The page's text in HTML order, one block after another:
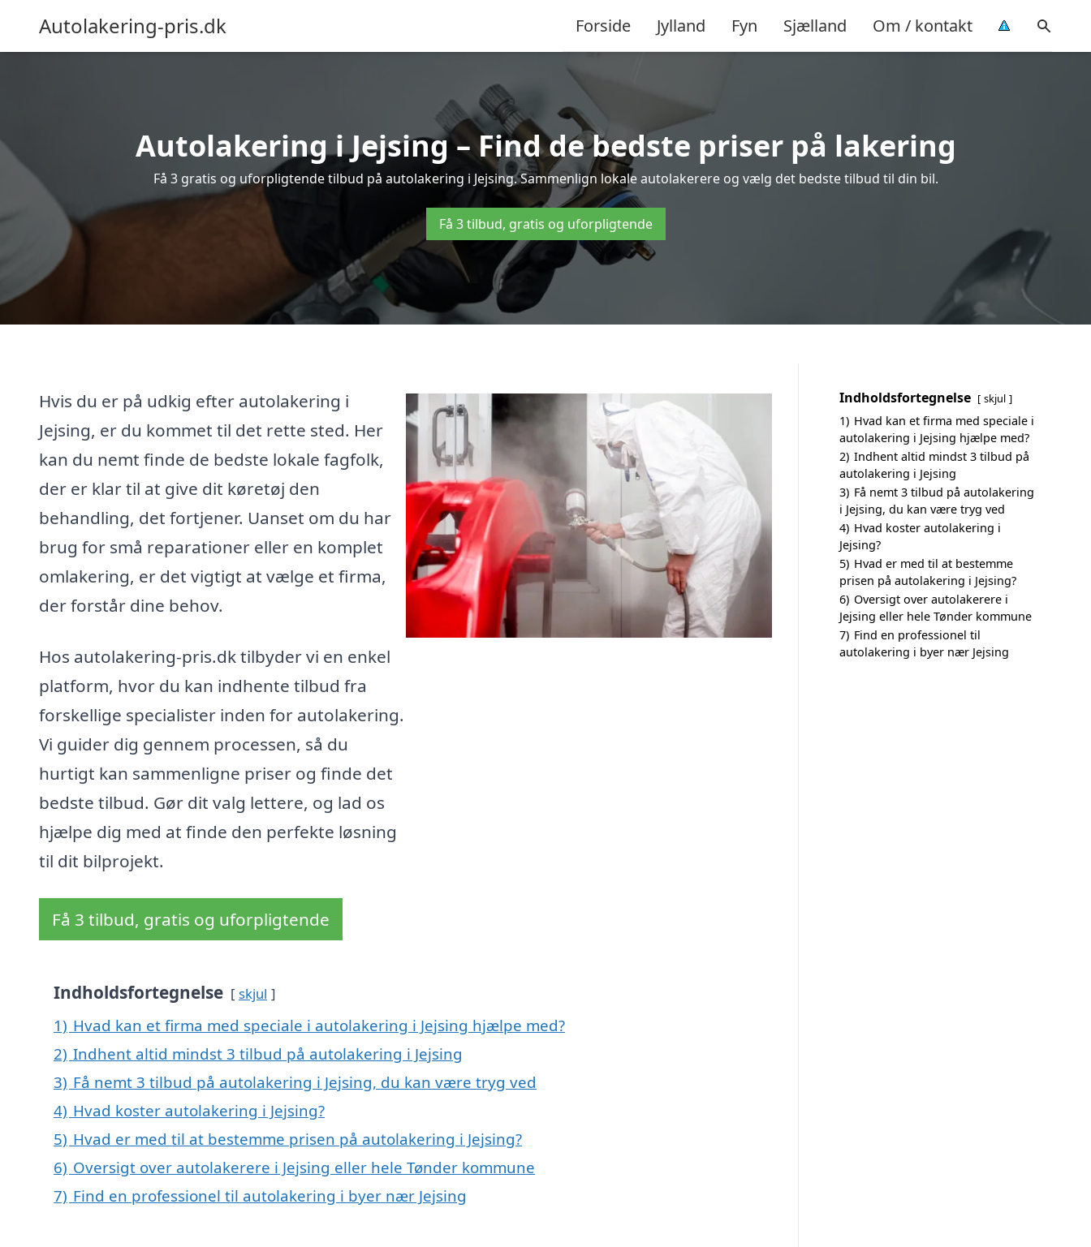
Autolakering-pris.dk Forside Jylland Fyn Sjælland Om / kontakt
Autolakering i Jejsing – Find de bedste priser på lakering
Få 3 gratis og uforpligtende tilbud på autolakering i Jejsing. Sammenlign lokale autolakerere og vælg det bedste tilbud til din bil.
Få 3 tilbud, gratis og uforpligtende
Hvis du er på udkig efter autolakering i
Jejsing, er du kommet til det rette sted. Her
kan du nemt finde de bedste lokale fagfolk,
der er klar til at give dit køretøj den
behandling, det fortjener. Uanset om du har
brug for små reparationer eller en komplet
omlakering, er det vigtigt at vælge et firma,
der forstår dine behov.
Hos autolakering-pris.dk tilbyder vi en enkel
platform, hvor du kan indhente tilbud fra
forskellige specialister inden for autolakering.
Vi guider dig gennem processen, så du
hurtigt kan sammenligne priser og finde det
bedste tilbud. Gør dit valg lettere, og lad os
hjælpe dig med at finde den perfekte løsning
til dit bilprojekt.
Få 3 tilbud, gratis og uforpligtende
Indholdsfortegnelse skjul
1) Hvad kan et firma med speciale i autolakering i Jejsing hjælpe med?
2) Indhent altid mindst 3 tilbud på autolakering i Jejsing
3) Få nemt 3 tilbud på autolakering i Jejsing, du kan være tryg ved
4) Hvad koster autolakering i Jejsing?
5) Hvad er med til at bestemme prisen på autolakering i Jejsing?
6) Oversigt over autolakerere i Jejsing eller hele Tønder kommune
7) Find en professionel til autolakering i byer nær Jejsing
Indholdsfortegnelse skjul
1) Hvad kan et firma med speciale i
autolakering i Jejsing hjælpe med?
2) Indhent altid mindst 3 tilbud på
autolakering i Jejsing
3) Få nemt 3 tilbud på autolakering
i Jejsing, du kan være tryg ved
4) Hvad koster autolakering i
Jejsing?
5) Hvad er med til at bestemme
prisen på autolakering i Jejsing?
6) Oversigt over autolakerere i
Jejsing eller hele Tønder kommune
7) Find en professionel til
autolakering i byer nær Jejsing